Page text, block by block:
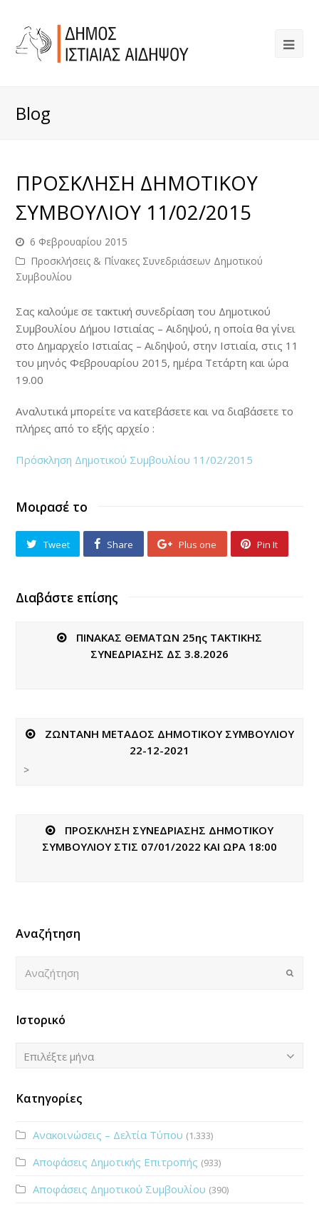
Blog
ΠΡΟΣΚΛΗΣΗ ΔΗΜΟΤΙΚΟΥ
ΣΥΜΒΟΥΛΙΟΥ 11/02/2015
6 Φεβρουαρίου 2015
Προσκλήσεις & Πίνακες Συνεδριάσεων Δημοτικού
Συμβουλίου
Σας καλούμε σε τακτική συνεδρίαση του Δημοτικού
Συμβουλίου Δήμου Ιστιαίας – Αιδηψού, η οποία θα γίνει
στο Δημαρχείο Ιστιαίας – Αιδηψού, στην Ιστιαία, στις 11
του μηνός Φεβρουαρίου 2015, ημέρα Τετάρτη και ώρα
19.00
Αναλυτικά μπορείτε να κατεβάσετε και να διαβάσετε το
πλήρες από το εξής αρχείο :
Πρόσκληση Δημοτικού Συμβουλίου 11/02/2015
Μοιρασέ το
Tweet Share Plus one Pin It
Διαβάστε επίσης
ΠΙΝΑΚΑΣ ΘΕΜΑΤΩΝ 25ης ΤΑΚΤΙΚΗΣ
ΣΥΝΕΔΡΙΑΣΗΣ ΔΣ 3.8.2026
ΖΩΝΤΑΝΗ ΜΕΤΑΔΟΣ ΔΗΜΟΤΙΚΟΥ ΣΥΜΒΟΥΛΙΟΥ
22-12-2021
>
ΠΡΟΣΚΛΗΣΗ ΣΥΝΕΔΡΙΑΣΗΣ ΔΗΜΟΤΙΚΟΥ
ΣΥΜΒΟΥΛΙΟΥ ΣΤΙΣ 07/01/2022 ΚΑΙ ΩΡΑ 18:00
Αναζήτηση
Submit
Ιστορικό
Ιστορικό
Επιλέξτε μήνα
Κατηγορίες
Ανακοινώσεις – Δελτία Τύπου (1.333)
Αποφάσεις Δημοτικής Επιτροπής (933)
Αποφάσεις Δημοτικού Συμβουλίου (390)